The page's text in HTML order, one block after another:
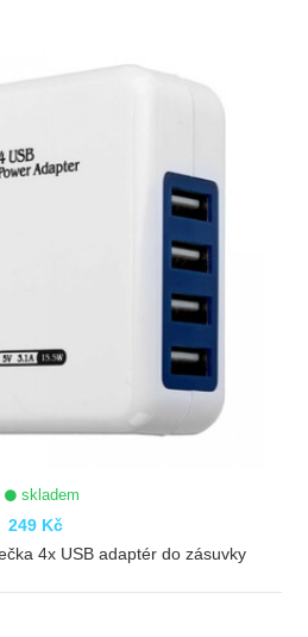
skladem
249 Kč
4x USB adaptér do zásuvky